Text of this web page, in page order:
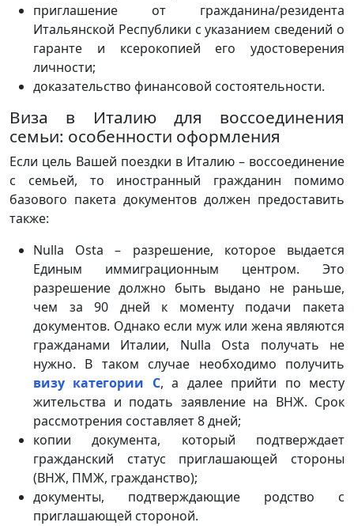
приглашение от гражданина/резидента
Итальянской Республики с указанием сведений о
гаранте и ксерокопией его удостоверения
личности;
доказательство финансовой состоятельности.
Виза в Италию для воссоединения
семьи: особенности оформления
Если цель Вашей поездки в Италию – воссоединение
с семьей, то иностранный гражданин помимо
базового пакета документов должен предоставить
также:
Nulla Osta – разрешение, которое выдается
Единым иммиграционным центром. Это
разрешение должно быть выдано не раньше,
чем за 90 дней к моменту подачи пакета
документов. Однако если муж или жена являются
гражданами Италии, Nulla Osta получать не
нужно. В таком случае необходимо получить
визу категории С, а далее прийти по месту
жительства и подать заявление на ВНЖ. Срок
рассмотрения составляет 8 дней;
копии документа, который подтверждает
гражданский статус приглашающей стороны
(ВНЖ, ПМЖ, гражданство);
документы, подтверждающие родство с
приглашающей стороной.